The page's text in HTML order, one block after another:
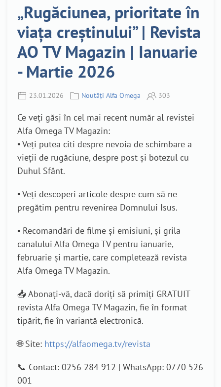
„Rugăciunea, prioritate în
viața creștinului” | Revista
AO TV Magazin | Ianuarie
- Martie 2026
23.01.2026 Noutăți Alfa Omega 303
Ce veți găsi în cel mai recent număr al revistei
Alfa Omega TV Magazin:
▪️ Veți putea citi despre nevoia de schimbare a
vieții de rugăciune, despre post și botezul cu
Duhul Sfânt.
▪️ Veți descoperi articole despre cum să ne
pregătim pentru revenirea Domnului Isus.
▪️ Recomandări de filme și emisiuni, și grila
canalului Alfa Omega TV pentru ianuarie,
februarie și martie, care completează revista
Alfa Omega TV Magazin.
📥 Abonați-vă, dacă doriți să primiți GRATUIT
revista Alfa Omega TV Magazin, fie în format
tipărit, fie în variantă electronică.
🌐 Site: https://alfaomega.tv/revista
📞 Contact: 0256 284 912 | WhatsApp: 0770 526
001